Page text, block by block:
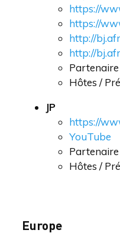
https://
https://
http://
http://
Partenaire
Hôtes /
JP
https://
YouTube
Hôtes /
Europe